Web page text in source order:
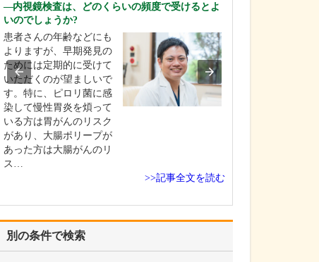
別の条件で検索
内視鏡検査は、どのくらいの頻度で受けるとよ
いのでしょうか?
患者さんの年齢などにも
よりますが、早期発見の
ためには定期的に受けて
いただくのが望ましいで
す。特に、ピロリ菌に感
染して慢性胃炎を煩って
いる方は胃がんのリスク
があり、大腸ポリープが
あった方は大腸がんのリ
ス…
>>記事全文を読む